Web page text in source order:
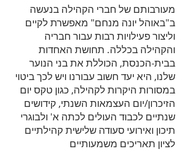
מעורבותם של חברי הקהילה בנעשה
ב"באוהל יונה מנחם" מאפשרת לקיים
וליצור פעילויות רבות עבור חבריה
והקהילה בכללה. תחושת האחדות
בבית-הכנסת, הכוללת את בני הנוער
שלנו, היא יעד חשוב עבורנו ויש לכך ביטוי
במסורות היקרות לקהילה, כגון טקס יום
הזיכרון/יום העצמאות השנתי, קידושים
שנתיים לכבוד העולים לכתה א' ולבוגרי
תיכון ואירועי סעודה שלישית קהילתיים
לציון תאריכים משמעותיים